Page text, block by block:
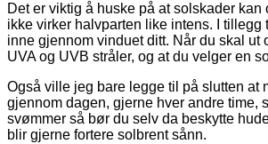
Det er viktig å huske på at solskader
ikke virker halvparten like intens. I
inne gjennom vinduet ditt. Når du skal ut
UVA og UVB stråler, og at du velger en
Også ville jeg bare legge til på slutten at
gjennom dagen, gjerne hver andre time,
svømmer så bør du selv da beskytte
blir gjerne fortere solbrent sånn.